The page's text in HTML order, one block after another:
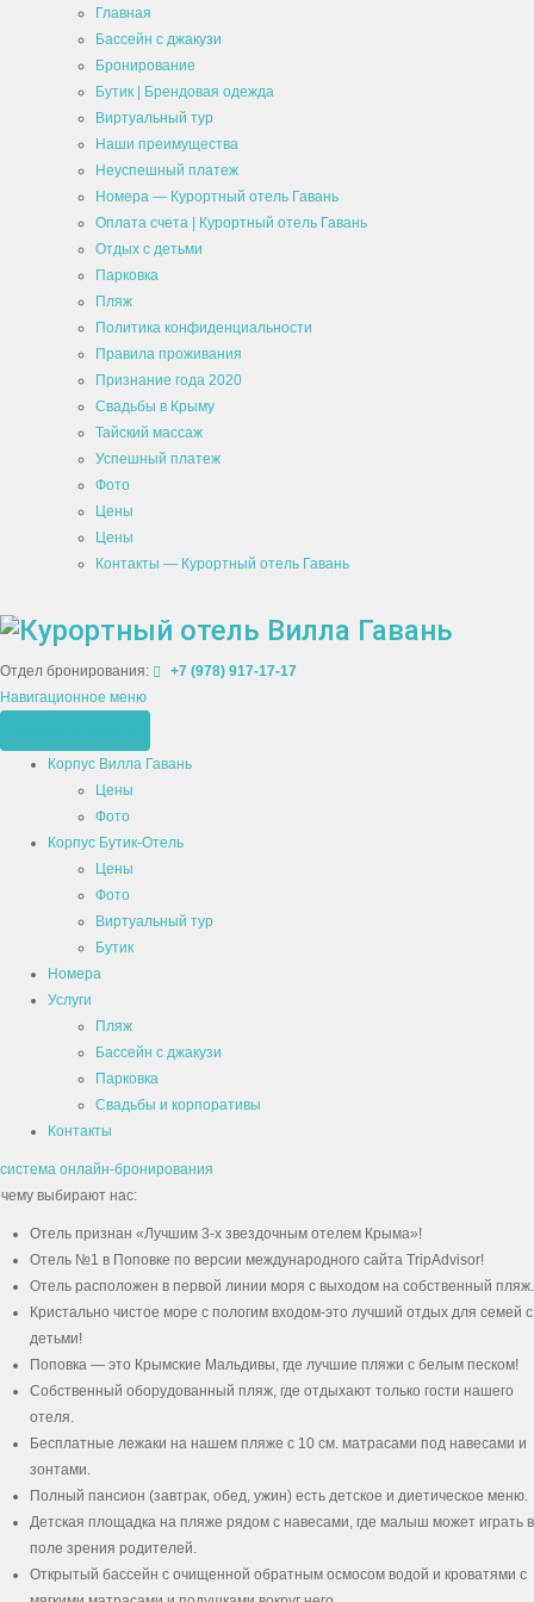
Главная
Бассейн с джакузи
Бронирование
Бутик | Брендовая одежда
Виртуальный тур
Наши преимущества
Неуспешный платеж
Номера — Курортный отель Гавань
Оплата счета | Курортный отель Гавань
Отдых с детьми
Парковка
Пляж
Политика конфиденциальности
Правила проживания
Признание года 2020
Свадьбы в Крыму
Тайский массаж
Успешный платеж
Фото
Цены
Цены
Контакты — Курортный отель Гавань
Отдел бронирования:
+7 (978) 917-17-17
Навигационное меню
Корпус Вилла Гавань
Цены
Фото
Корпус Бутик-Отель
Цены
Фото
Виртуальный тур
Бутик
Номера
Услуги
Пляж
Бассейн с джакузи
Парковка
Свадьбы и корпоративы
Контакты
система онлайн-бронирования
выбирают нас:
Отель признан «Лучшим 3-х звездочным отелем Крыма»!
Отель №1 в Поповке по версии международного сайта TripAdvisor!
Отель расположен в первой линии моря с выходом на собственный пляж.
Кристально чистое море с пологим входом-это лучший отдых для семей с
детьми!
Поповка — это Крымские Мальдивы, где лучшие пляжи с белым песком!
Собственный оборудованный пляж, где отдыхают только гости нашего
отеля.
Бесплатные лежаки на нашем пляже с 10 см. матрасами под навесами и
зонтами.
Полный пансион (завтрак, обед, ужин) есть детское и диетическое меню.
Детская площадка на пляже рядом с навесами, где малыш может играть в
поле зрения родителей.
Открытый бассейн с очищенной обратным осмосом водой и кроватями с